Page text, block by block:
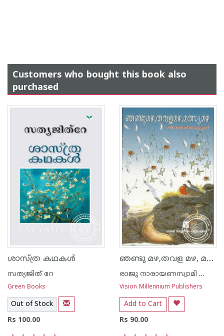
Customers who bought this book also
purchased
ശാസ്ത്ര കഥകള്‍
സത്യജിത് റേ
Green Books
Out of Stock
Rs 100.00
ഞണ്ടു മഴ,തവള മഴ, മത്സ്യമഴ
രാജു നാരായണസ്വാമി ഐ എ എസ്
Vision Millennium Publishers
Add to Cart
Rs 90.00